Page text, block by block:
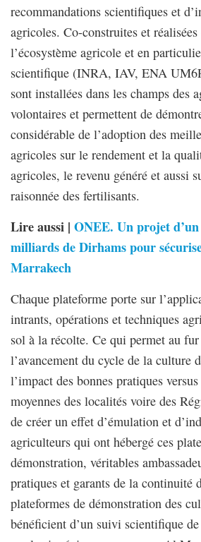
recommandations scientifiques et
agricoles. Co-construites et
l’écosystème agricole et en
scientifique (INRA, IAV, ENA
sont installées dans les champs des
volontaires et permettent de
considérable de l’adoption des
agricoles sur le rendement et la
agricoles, le revenu généré et aussi
raisonnée des fertilisants.
Lire aussi | ONEE. Un projet
milliards de Dirhams pour
Marrakech
Chaque plateforme porte sur
intrants, opérations et techniques
sol à la récolte. Ce qui permet au
l’avancement du cycle de la culture
l’impact des bonnes pratiques
moyennes des localités voire des
de créer un effet d’émulation et
agriculteurs qui ont hébergé ces
démonstration, véritables
pratiques et garants de la continuité
plateformes de démonstration des
bénéficient d’un suivi scientifique